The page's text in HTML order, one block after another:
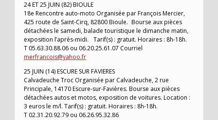
24 ET 25 JUIN (82) BIOULE
18e Rencontre auto-moto Organisée par François Mercier,
425 route de Saint-Cirq, 82800 Bioule. Bourse aux pièces
détachées le samedi, balade touristique le dimanche matin,
exposition l’après-midi. Tarif(s) : gratuit. Horaires : 8h-18h.
T 05.63.30.88.06 ou 06.20.25.61.07 Courriel
merfrancois@yahoo.fr
25 JUIN (14) ESCURE SUR FAVIERES
Calvadeuche Troc Organisée par Calvadeuche, 2 rue
Principale, 14170 Escure-sur-Favières. Bourse aux pièces
détachées autos et motos, exposition de voitures. Location :
3 euros le m/l. Tarif(s) : gratuit. Horaires : 8h-18h.
T 02.31.20.92.79 ou 06.26.95.32.86